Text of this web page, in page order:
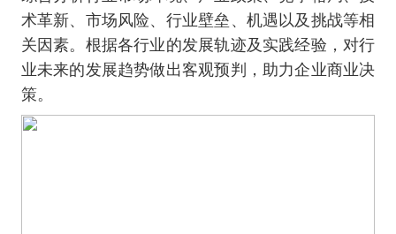
术革新、市场风险、行业壁垒、机遇以及挑战等相
关因素。根据各行业的发展轨迹及实践经验，对行
业未来的发展趋势做出客观预判，助力企业商业决
策。